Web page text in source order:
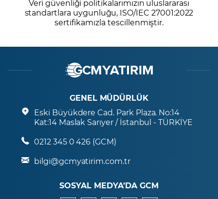
Veri güvenliği politikalarımızın uluslararası
standartlara uygunluğu, ISO/IEC 27001:2022
sertifikamızla tescillenmiştir.
GENEL MÜDÜRLÜK
Eski Büyükdere Cad. Park Plaza. No:14
Kat:14 Maslak Sarıyer / İstanbul - TÜRKİYE
0212 345 0 426 (GCM)
bilgi@gcmyatirim.com.tr
SOSYAL MEDYA’DA GCM